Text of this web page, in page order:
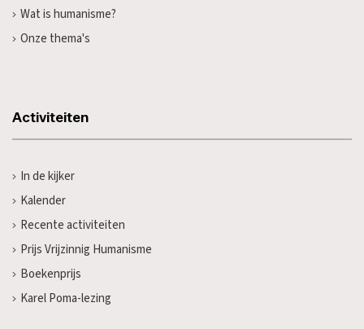
Wat is humanisme?
Onze thema's
Activiteiten
In de kijker
Kalender
Recente activiteiten
Prijs Vrijzinnig Humanisme
Boekenprijs
Karel Poma-lezing